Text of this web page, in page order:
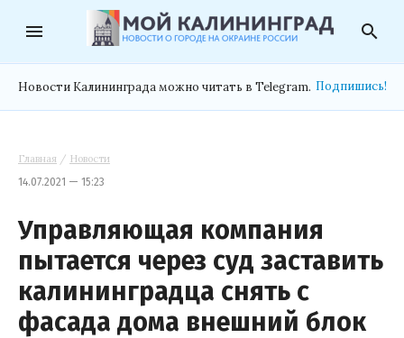
menu search
Новости Калининграда можно читать в Telegram. Подпишись!
Главная / Новости
14.07.2021 — 15:23
Управляющая компания
пытается через суд заставить
калининградца снять с
фасада дома внешний блок